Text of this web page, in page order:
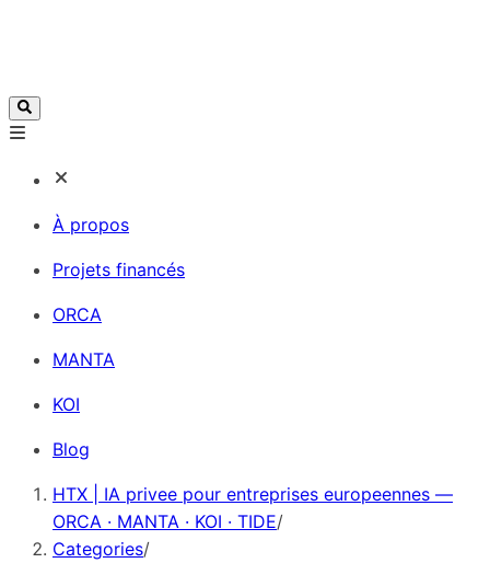
À propos
Projets financés
ORCA
MANTA
KOI
Blog
HTX | IA privee pour entreprises europeennes —
ORCA · MANTA · KOI · TIDE/
Categories/